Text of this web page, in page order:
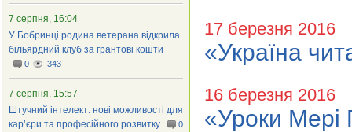
17 березня 2016
«Україна
16 березня 2016
«Уроки Мері
7 серпня, 16:04
У Бобринці родина ветерана відкрила
більярдний клуб за грантові кошти
0 343
7 серпня, 15:57
Штучний інтелект: нові можливості для
кар’єри та професійного розвитку
0